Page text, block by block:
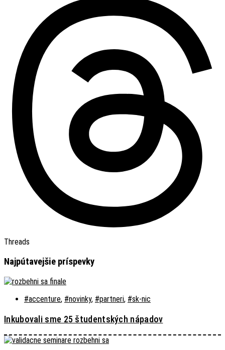
Threads
Najpútavejšie príspevky
#accenture, #novinky, #partneri, #sk-nic
Inkubovali sme 25 študentských nápadov